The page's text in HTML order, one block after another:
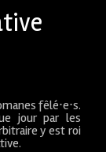
fêlé⋅e⋅s.
jour par les
y est roi